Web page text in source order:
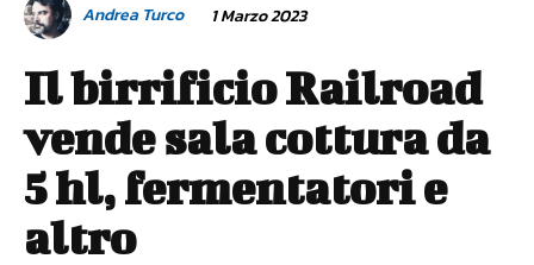
Andrea Turco 1 Marzo 2023
Il birrificio Railroad
vende sala cottura da
5 hl, fermentatori e
altro